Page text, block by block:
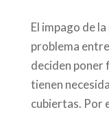
El impago de
problema
deciden poner
tienen
cubiertas. Por